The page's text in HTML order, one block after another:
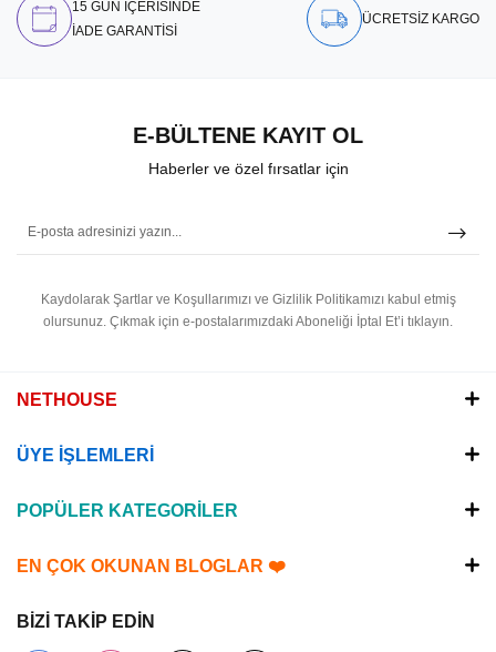
15 GÜN İÇERİSİNDE
İADE GARANTİSİ
ÜCRETSİZ KARGO
E-BÜLTENE KAYIT OL
Haberler ve özel fırsatlar için
Kaydolarak Şartlar ve Koşullarımızı ve Gizlilik Politikamızı kabul etmiş
olursunuz. Çıkmak için e-postalarımızdaki Aboneliği İptal Et’i tıklayın.
NETHOUSE
ÜYE İŞLEMLERİ
POPÜLER KATEGORİLER
EN ÇOK OKUNAN BLOGLAR ❤️
BİZİ TAKİP EDİN